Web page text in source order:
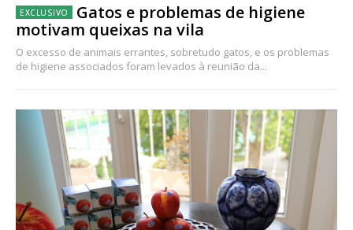
Gatos e problemas de higiene
motivam queixas na vila
O excesso de animais errantes, sobretudo gatos, e os problemas
de higiene associados foram levados à reunião da...